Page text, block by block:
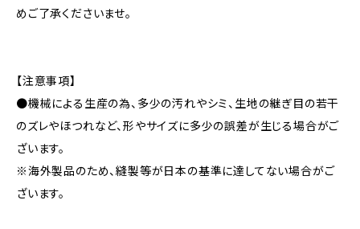
めご了承くださいませ。
【注意事項】
●機械による生産の為、多少の汚れやシミ、生地の継ぎ目の若干
のズレやほつれなど、形やサイズに多少の誤差が生じる場合がご
ざいます。
※海外製品のため、縫製等が日本の基準に達してない場合がご
ざいます。